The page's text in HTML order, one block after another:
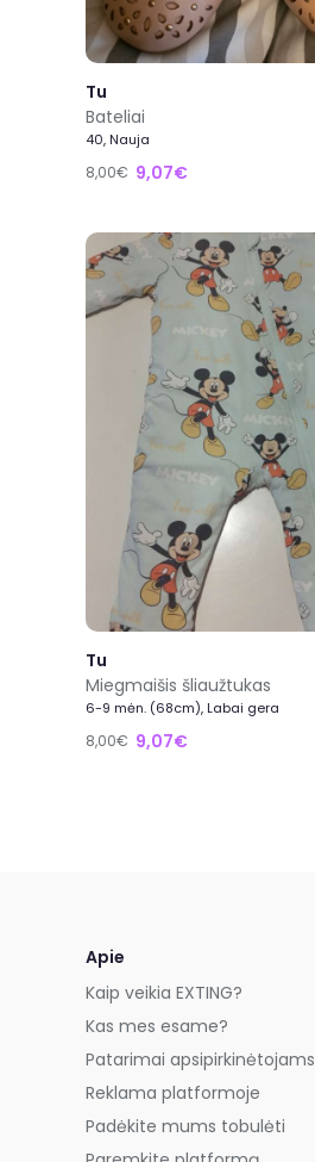
Tu
Bateliai
40, Nauja
8,00€ 9,07€
Tu
Miegmaišis šliaužtukas
6-9 mėn. (68cm), Labai gera
8,00€ 9,07€
Apie
Kaip veikia EXTING?
Kas mes esame?
Patarimai apsipirkinėtojams
Reklama platformoje
Padėkite mums tobulėti